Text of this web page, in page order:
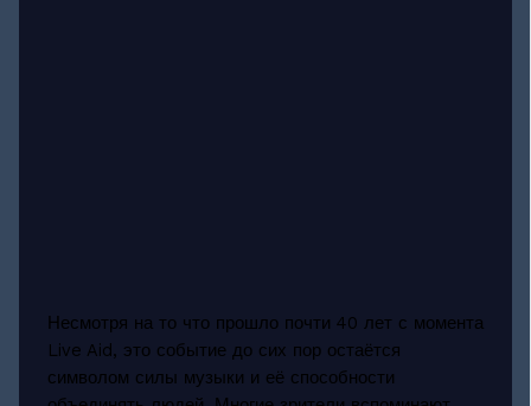
Несмотря на то что прошло почти 40 лет с момента
Live Aid, это событие до сих пор остаётся
символом силы музыки и её способности